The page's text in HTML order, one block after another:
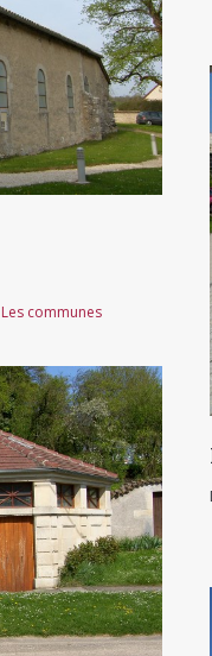
Les communes